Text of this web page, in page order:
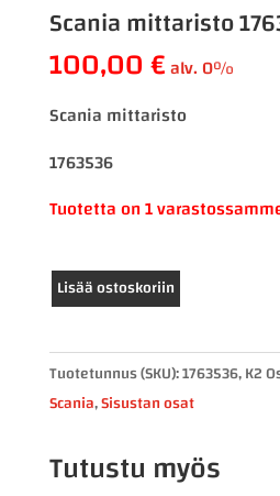
Scania mittaristo
100,00€alv. 0%
Scania mittaristo
1763536
Tuotetta on 1
Scania
mittaristo
määrä
Lisää ostoskoriin
Tuotetunnus (SKU):1763536, K2
Scania,Sisustan osat
Tutustu myös